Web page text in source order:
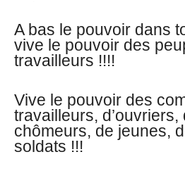
A bas le pouvoir dans
vive le pouvoir des
travailleurs !!!!
Vive le pouvoir des
travailleurs,
chômeurs, de jeunes,
soldats !!!